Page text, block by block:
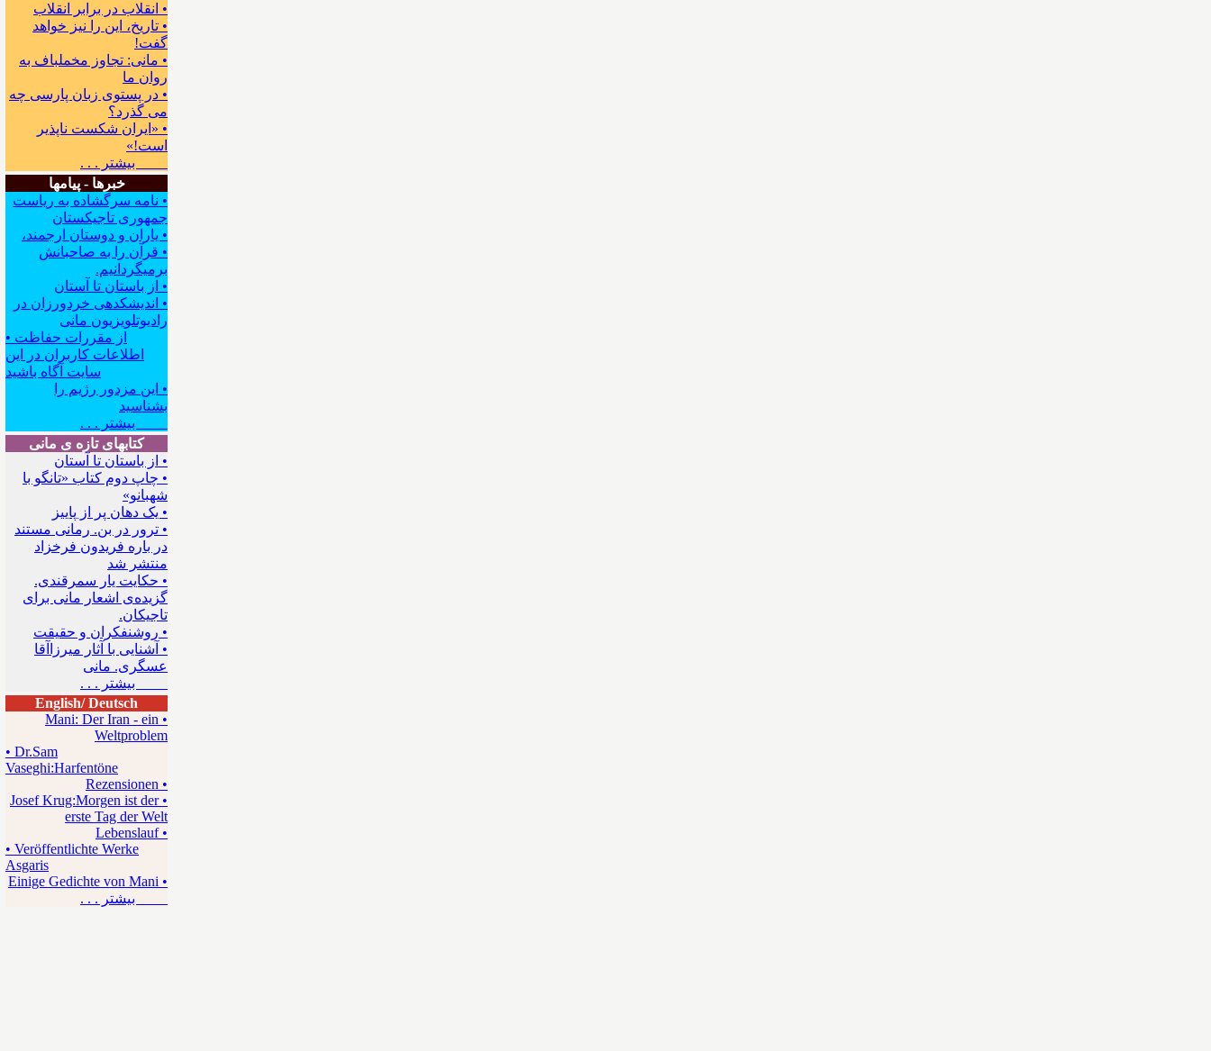
• انقلاب در برابر انقلاب
• تاریخ، این را نیز خواهد
گفت!
• مانی: تجاوز مخملباف به
روان ما
• در پستوی زبان پارسی چه
می گذرد؟
• «ایران شکست ناپذیر
است!»
بیشتر . . .
خبرها - پیامها
• نامه سرگشاده به ریاست
جمهوری تاجیکستان
• یاران و دوستان ارجمند،
• قرآن را به صاحبانش
برمیگردانیم.
• از باستان تا آستان
• اندیشکده‍ی خردورزان در
رادیوتلویزیون مانی
• از مقررات حفاظت
اطلاعات کاربران در این
سایت آگاه باشید
• این مزدور رژیم را
بشناسید
بیشتر . . .
کتابهای تازه ی مانی
• از باستان تا آستان
• چاپ دوم کتاب «تانگو با
شهبانو»
• یک دهان پر از پاییز
• ترور در بن. رمانی مستند
در باره فریدون فرخزاد
منتشر شد
• حکایت یار سمرقندی.
گزیده‌ی اشعار مانی برای
تاجیکان.
• روشنفکران و حقیقت
• آشنایی با آثار میرزاآقا
عسگری. مانی
بیشتر . . .
English/ Deutsch
• Mani: Der Iran - ein
Weltproblem
• Dr.Sam
Vaseghi:Harfentöne
• Rezensionen
• Josef Krug:Morgen ist der
erste Tag der Welt
• Lebenslauf
• Veröffentlichte Werke
Asgaris
• Einige Gedichte von Mani
بیشتر . . .